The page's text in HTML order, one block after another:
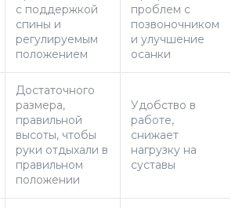
с поддержкой
спины и
регулируемым
положением
проблем с
позвоночником
и улучшение
осанки
Достаточного
размера,
правильной
высоты, чтобы
руки отдыхали в
правильном
положении
Удобство в
работе,
снижает
нагрузку на
суставы